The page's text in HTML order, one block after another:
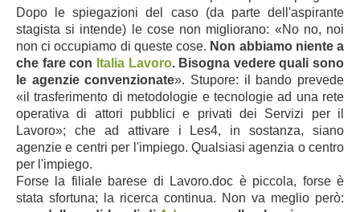
Dopo le spiegazioni del caso (da parte dell'aspirante
stagista si intende) le cose non migliorano: «No no, noi
non ci occupiamo di queste cose. Non abbiamo niente a
che fare con Italia Lavoro. Bisogna vedere quali sono
le agenzie convenzionate». Stupore: il bando prevede
«il trasferimento di metodologie e tecnologie ad una rete
operativa di attori pubblici e privati dei Servizi per il
Lavoro»; che ad attivare i Les4, in sostanza, siano
agenzie e centri per l'impiego. Qualsiasi agenzia o centro
per l'impiego.
Forse la filiale barese di Lavoro.doc è piccola, forse è
stata sfortuna; la ricerca continua. Non va meglio però: